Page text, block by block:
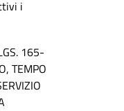
i
165-
TEMPO